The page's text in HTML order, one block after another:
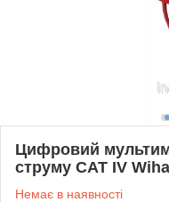
Цифровий
струму CAT IV
Немає в наявності